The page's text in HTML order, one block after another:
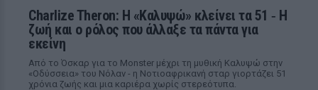
Charlize Theron: Η «Καλυψώ» κλείνει τα 51 ‑ H
ζωή και ο ρόλος που άλλαξε τα πάντα για
εκείνη
Από το Όσκαρ για το Monster μέχρι τη μυθική Καλυψώ στην
«Οδύσσεια» του Νόλαν - η Νοτιοαφρικανή σταρ γιορτάζει 51
χρόνια ζωής και μια καριέρα χωρίς στερεότυπα.